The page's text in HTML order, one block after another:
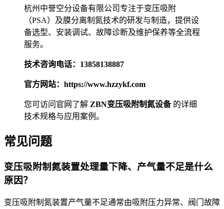
杭州中誉空分设备有限公司专注于变压吸附
（PSA）及膜分离制氮技术的研发与制造，提供设
备选型、安装调试、故障诊断及维护保养等全流程
服务。
技术咨询电话：13858138887
官方网站：https://www.hzzykf.com
您可访问官网了解 ZBN变压吸附制氮设备的详细
技术规格与应用案例。
常见问题
变压吸附制氮装置处理量下降、产气量不足是什么
原因？
变压吸附制氮装置产气量不足通常由吸附压力异常、阀门故障